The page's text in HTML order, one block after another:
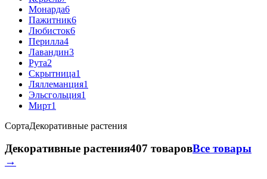
Монарда6
Пажитник6
Любисток6
Перилла4
Лавандин3
Рута2
Скрытница1
Ляллеманция1
Эльсгольция1
Мирт1
СортаДекоративные растения
Декоративные растения407 товаровВсе товары
→